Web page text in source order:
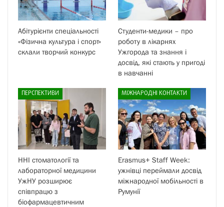
Абітурієнти спеціальності
«Фізична культура і спорт»
склали творчий конкурс
Студенти-медики – про
роботу в лікарнях
Ужгорода та знання і
досвід, які стають у пригоді
в навчанні
ПЕРСПЕКТИВИ
ННІ стоматології та
лабораторної медицини
УжНУ розширює
співпрацю з
біофармацевтичним
МІЖНАРОДНІ КОНТАКТИ
Erasmus+ Staff Week:
ужнівці переймали досвід
міжнародної мобільності в
Румунії